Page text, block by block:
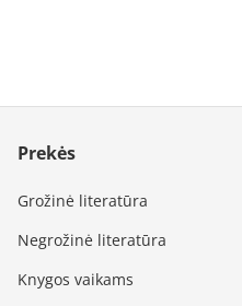
Prekės
Grožinė literatūra
Negrožinė literatūra
Knygos vaikams